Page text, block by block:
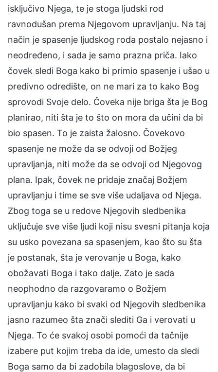
isključivo Njega, te je stoga ljudski rod
ravnodušan prema Njegovom upravljanju. Na taj
način je spasenje ljudskog roda postalo nejasno i
neodređeno, i sada je samo prazna priča. Iako
čovek sledi Boga kako bi primio spasenje i ušao u
predivno odredište, on ne mari za to kako Bog
sprovodi Svoje delo. Čoveka nije briga šta je Bog
planirao, niti šta je to što on mora da učini da bi
bio spasen. To je zaista žalosno. Čovekovo
spasenje ne može da se odvoji od Božjeg
upravljanja, niti može da se odvoji od Njegovog
plana. Ipak, čovek ne pridaje značaj Božjem
upravljanju i time se sve više udaljava od Njega.
Zbog toga se u redove Njegovih sledbenika
uključuje sve više ljudi koji nisu svesni pitanja koja
su usko povezana sa spasenjem, kao što su šta
je postanak, šta je verovanje u Boga, kako
obožavati Boga i tako dalje. Zato je sada
neophodno da razgovaramo o Božjem
upravljanju kako bi svaki od Njegovih sledbenika
jasno razumeo šta znači slediti Ga i verovati u
Njega. To će svakoj osobi pomoći da tačnije
izabere put kojim treba da ide, umesto da sledi
Boga samo da bi zadobila blagoslove, da bi